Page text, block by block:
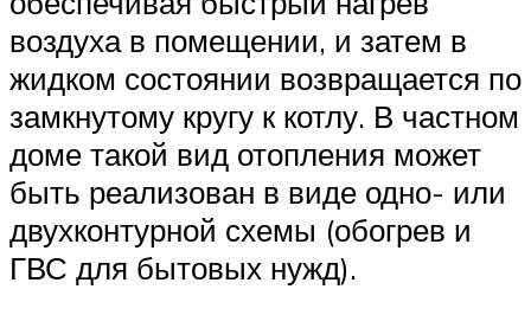
воздуха в помещении, и затем в
жидком состоянии возвращается по
замкнутому кругу к котлу. В частном
доме такой вид отопления может
быть реализован в виде одно- или
двухконтурной схемы (обогрев и
ГВС для бытовых нужд).